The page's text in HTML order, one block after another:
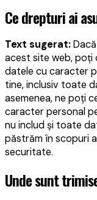
Ce drepturi ai
Text sugerat:
acest site web, poți
datele cu caracter
tine, inclusiv toate
asemenea, ne poți
caracter personal
nu includ și toate
păstrăm în scopuri
securitate.
Unde sunt